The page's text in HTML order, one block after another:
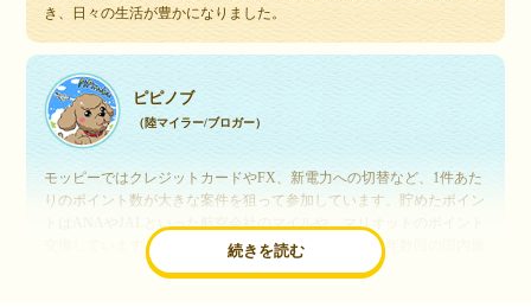
き、日々の生活が豊かになりました。
続きを読む
ピピノブ
（陸マイラー/ブロガー）
モッピーではクレジットカードやFX、新電力への切替など、1件あた
りのポイント数が大きな案件を狙って参加しています。貯めたポイン
交換しています。このようにすることで、ほぼ無料で年数回の国内旅
行や海外旅行を実現しています。モッピーは陸マイラーや旅行好きに